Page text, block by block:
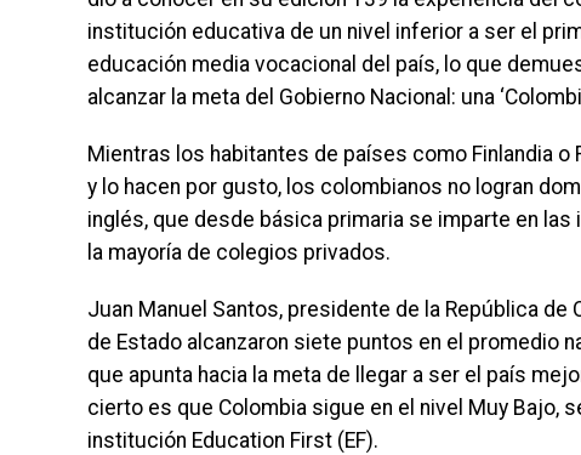
institución educativa de un nivel inferior a ser el
educación media vocacional del país, lo que
alcanzar la meta del Gobierno Nacional: una
Mientras los habitantes de países como Finlandia
y lo hacen por gusto, los colombianos no logran
inglés, que desde básica primaria se imparte en
la mayoría de colegios privados.
Juan Manuel Santos, presidente de la República
de Estado alcanzaron siete puntos en el promedio
que apunta hacia la meta de llegar a ser el país
cierto es que Colombia sigue en el nivel Muy Bajo,
institución Education First (EF).